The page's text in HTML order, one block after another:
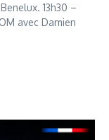
13h30 –
avec Damien